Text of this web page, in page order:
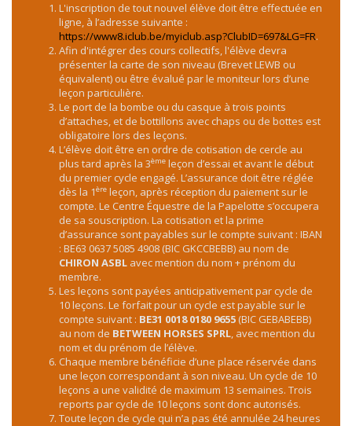
L'inscription de tout nouvel élève doit être effectuée en
ligne, à l’adresse suivante :
https://www8.iclub.be/myiclub.asp?ClubID=697&LG=FR.
Afin d'intégrer des cours collectifs, l'élève devra
présenter la carte de son niveau (Brevet LEWB ou
équivalent) ou être évalué par le moniteur lors d’une
leçon particulière.
Le port de la bombe ou du casque à trois points
d’attaches, et de bottillons avec chaps ou de bottes est
obligatoire lors des leçons.
L’élève doit être en ordre de cotisation de cercle au
plus tard après la 3ème leçon d’essai et avant le début
du premier cycle engagé. L’assurance doit être réglée
dès la 1ère leçon, après réception du paiement sur le
compte. Le Centre Équestre de la Papelotte s’occupera
de sa souscription. La cotisation et la prime
d’assurance sont payables sur le compte suivant : IBAN
: BE63 0637 5085 4908 (BIC GKCCBEBB) au nom de
CHIRON ASBL avec mention du nom + prénom du
membre.
Les leçons sont payées anticipativement par cycle de
10 leçons. Le forfait pour un cycle est payable sur le
compte suivant : BE31 0018 0180 9655(BIC GEBABEBB)
au nom de BETWEEN HORSES SPRL, avec mention du
nom et du prénom de l’élève.
Chaque membre bénéficie d’une place réservée dans
une leçon correspondant à son niveau. Un cycle de 10
leçons a une validité de maximum 13 semaines. Trois
reports par cycle de 10 leçons sont donc autorisés.
Toute leçon de cycle qui n’a pas été annulée 24 heures